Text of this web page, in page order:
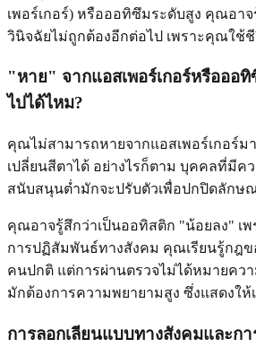
เพอร์เกอร์) หรือออทิซึมระดับสูง คุณอา
วินิจฉัยไม่ถูกต้องอีกต่อไป เพราะคุณใช้
"หาย" จากแอสเพอร์เกอร์หรือออทิ
ไปได้ไหม?
คุณไม่สามารถหายจากแอสเพอร์เกอร์ม
เปลี่ยนสีตาได้ อย่างไรก็ตาม บุคคลที่มีค
สนับสนุนต่ำมักจะปรับตัวเพื่อปกปิดลักษ
คุณอาจรู้สึกว่าเป็นออทิสติก "น้อยลง"
การปฏิสัมพันธ์ทางสังคม คุณเรียนรู้กฎข
คนปกติ แต่การผ่านตรวจไม่ได้หมายคว
มักต้องการความพยายามสูง ซึ่งแสดงใ
การลอกเลียนแบบทางสังคมและก